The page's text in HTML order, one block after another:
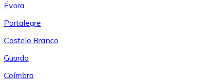
Évora
Portalegre
Castelo Branco
Guarda
Coímbra